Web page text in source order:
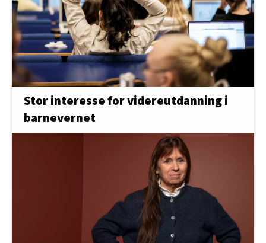
Stor interesse for videreutdanning i
barnevernet